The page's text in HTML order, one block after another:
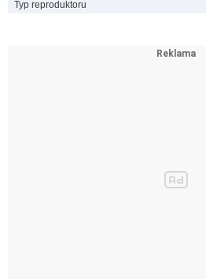
- Montážní průměr výškových
Typ reproduktoru